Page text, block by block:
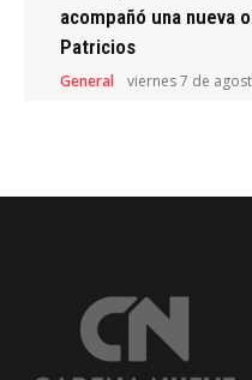
acompañó una nueva
Patricios
General viernes 7 de